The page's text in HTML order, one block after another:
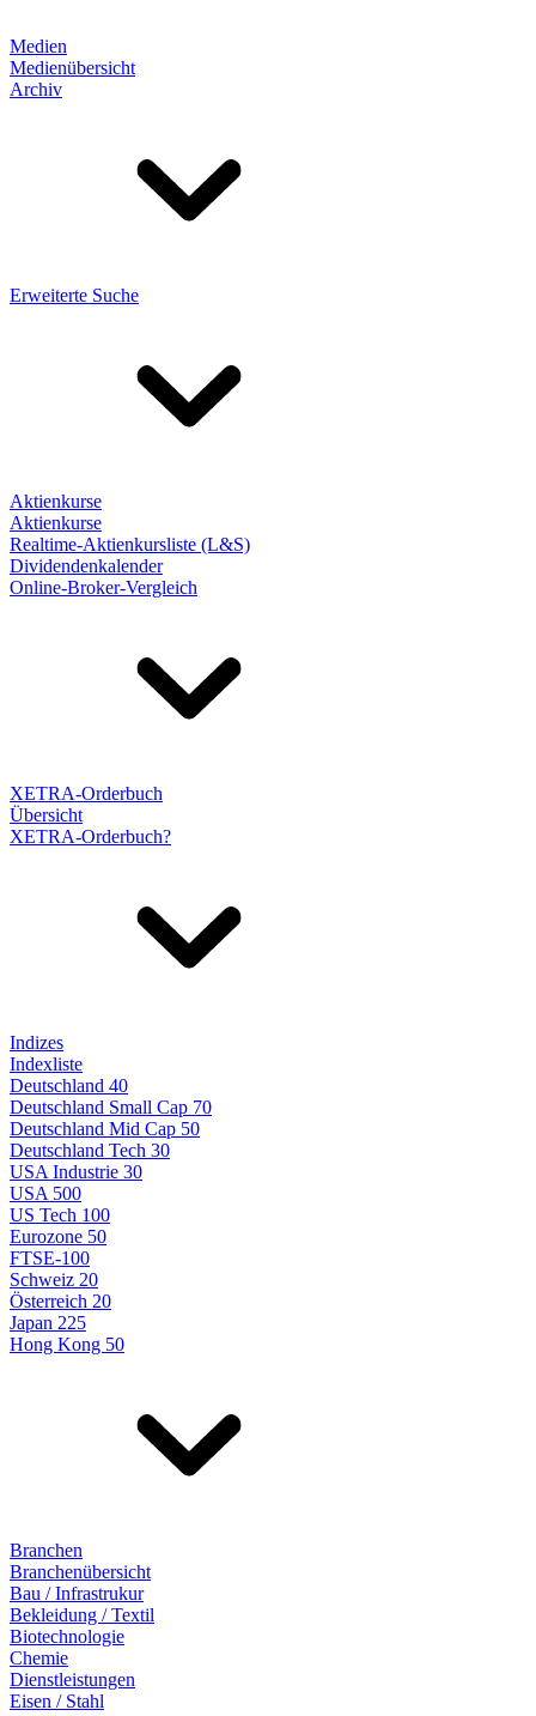
Medien
Medienübersicht
Archiv
Erweiterte Suche
Aktienkurse
Aktienkurse
Realtime-Aktienkursliste (L&S)
Dividendenkalender
Online-Broker-Vergleich
XETRA-Orderbuch
Übersicht
XETRA-Orderbuch?
Indizes
Indexliste
Deutschland 40
Deutschland Small Cap 70
Deutschland Mid Cap 50
Deutschland Tech 30
USA Industrie 30
USA 500
US Tech 100
Eurozone 50
FTSE-100
Schweiz 20
Österreich 20
Japan 225
Hong Kong 50
Branchen
Branchenübersicht
Bau / Infrastrukur
Bekleidung / Textil
Biotechnologie
Chemie
Dienstleistungen
Eisen / Stahl